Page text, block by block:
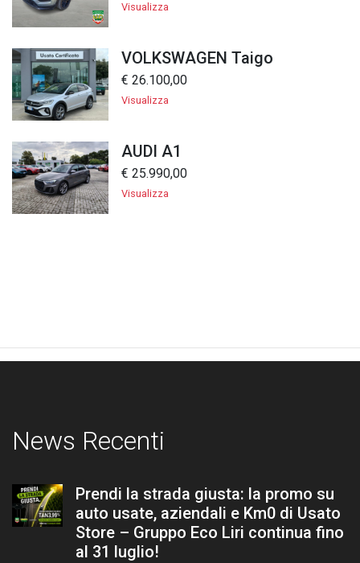
Visualizza
VOLKSWAGEN Taigo
€ 26.100,00
Visualizza
AUDI A1
€ 25.990,00
Visualizza
News Recenti
Prendi la strada giusta: la promo su
auto usate, aziendali e Km0 di Usato
Store – Gruppo Eco Liri continua fino
al 31 luglio!